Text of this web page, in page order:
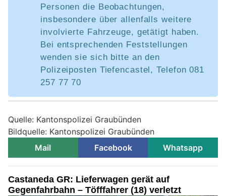
Personen die Beobachtungen,
insbesondere über allenfalls weitere
involvierte Fahrzeuge, getätigt haben.
Bei entsprechenden Feststellungen
wenden sie sich bitte an den
Polizeiposten Tiefencastel, Telefon 081
257 77 70
Quelle: Kantonspolizei Graubünden
Bildquelle: Kantonspolizei Graubünden
Mail
Facebook Whatsapp
Castaneda GR: Lieferwagen gerät auf
Gegenfahrbahn – Töfffahrer (18) verletzt